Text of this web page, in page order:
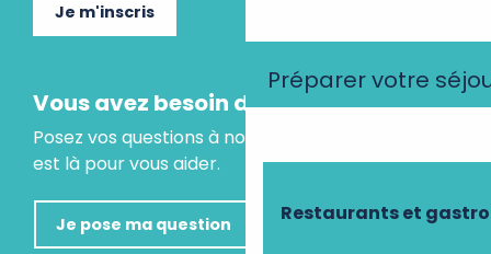
Préparer votre
Restaurants et
Je m'inscris
Vous avez besoin d'un conseil ?
Posez vos questions à notre assistant virtuel, il
est là pour vous aider.
Je pose ma question